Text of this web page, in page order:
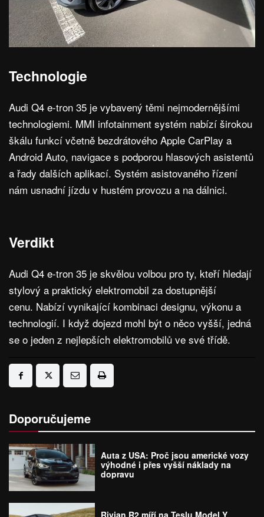
Technologie
Audi Q4 e-tron 35 je vybavený těmi nejmodernějšími
technologiemi. MMI infotainment systém nabízí širokou
škálu funkcí včetně bezdrátového Apple CarPlay a
Android Auto, navigace s podporou hlasových asistentů
a řady dalších aplikací. Systém asistovaného řízení
nám usnadní jízdu v hustém provozu a na dálnici.
Verdikt
Audi Q4 e-tron 35 je skvělou volbou pro ty, kteří hledají
stylový a praktický elektromobil za dostupnější
cenu. Nabízí vynikající kombinaci designu, výkonu a
technologií. I když dojezd mohl být o něco vyšší, jedná
se o jeden z nejlepších elektromobilů ve své třídě.
Doporučujeme
Auta z USA: Proč jsou americké vozy
výhodné i přes vyšší náklady na
dopravu
Rivian R2 míří na Teslu Model Y.